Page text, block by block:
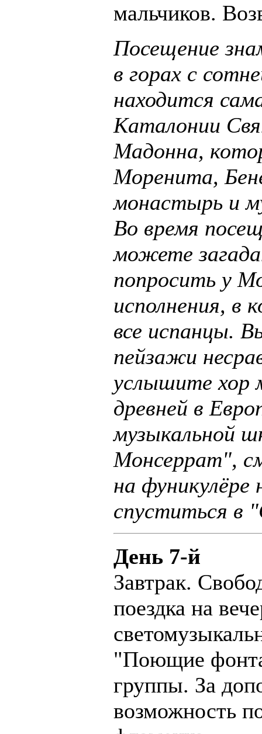
мальчиков.
Посещение
в горах с
находится
Каталонии
Мадонна,
Моренита,
монастырь и
Во время
можете
попросить у
исполнения, в
все испанцы.
пейзажи
услышите хор
древней в
музыкальной
Монсеррат",
на фуникулёре
спуститься в
День 7-й
Завтрак.
поездка на
"Поющие
группы. За
возможность